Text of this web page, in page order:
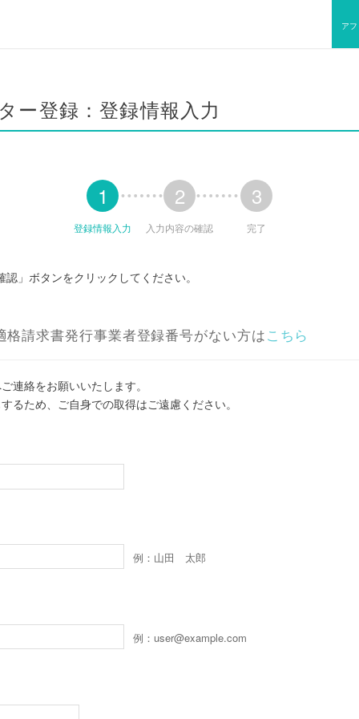
ア
ー登録：登録情報入力
1
登録情報入力
2
入力内容の確認
3
完了
」ボタンをクリックしてください。
格請求書発行事業者登録番号がない方はこちら
連絡をお願いいたします。
るため、ご自身での取得はご遠慮ください。
例：山田 太郎
例：user@example.com